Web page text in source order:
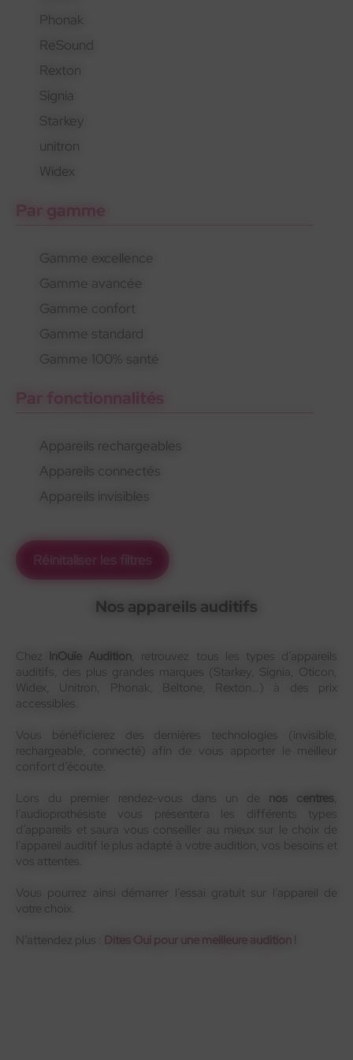
Phonak
ReSound
Rexton
Signia
Starkey
unitron
Widex
Par gamme
Gamme excellence
Gamme avancée
Gamme confort
Gamme standard
Gamme 100% santé
Par fonctionnalités
Appareils rechargeables
Appareils connectés
Appareils invisibles
Réinitaliser les filtres
Nos appareils auditifs
Chez InOuïe Audition, retrouvez tous les types d’appareils
auditifs, des plus grandes marques (Starkey, Signia, Oticon,
Widex, Unitron, Phonak, Beltone, Rexton…) à des prix
accessibles.
Vous bénéficierez des dernières technologies (invisible,
rechargeable, connecté) afin de vous apporter le meilleur
confort d’écoute.
Lors du premier rendez-vous dans un de nos centres,
l’audioprothésiste vous présentera les différents types
d’appareils et saura vous conseiller au mieux sur le choix de
l’appareil auditif le plus adapté à votre audition, vos besoins et
vos attentes.
Vous pourrez ainsi démarrer l’essai gratuit sur l’appareil de
votre choix.
N’attendez plus :
Dites Oui pour une meilleure audition !